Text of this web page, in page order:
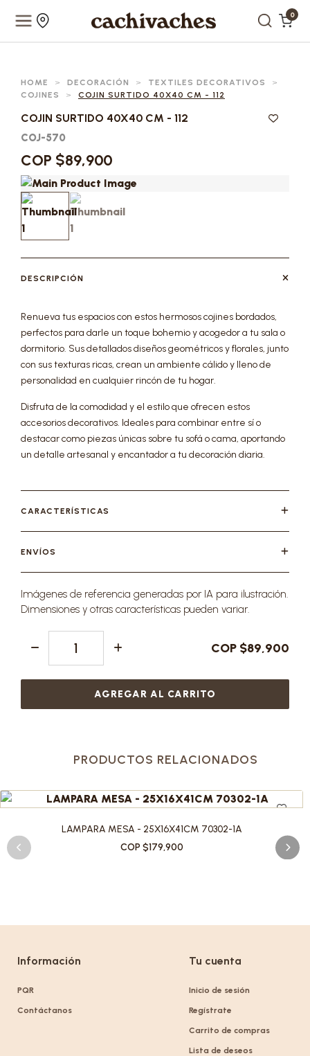
0
HOME > DECORACIÓN > TEXTILES DECORATIVOS
>
COJINES
> COJIN SURTIDO 40X40 CM - 112
COJIN SURTIDO 40X40 CM - 112
COJ-570
COP $89,900
DESCRIPCIÓN
Renueva tus espacios con estos hermosos cojines bordados,
perfectos para darle un toque bohemio y acogedor a tu sala o
dormitorio. Sus detallados diseños geométricos y florales, junto
con sus texturas ricas, crean un ambiente cálido y lleno de
personalidad en cualquier rincón de tu hogar.
Disfruta de la comodidad y el estilo que ofrecen estos
accesorios decorativos. Ideales para combinar entre sí o
destacar como piezas únicas sobre tu sofá o cama, aportando
un detalle artesanal y encantador a tu decoración diaria.
CARACTERÍSTICAS
ENVÍOS
Imágenes de referencia generadas por IA para ilustración.
Dimensiones y otras características pueden variar.
COP $89,900
AGREGAR AL CARRITO
PRODUCTOS RELACIONADOS
LAMPARA MESA - 25X16X41CM 70302-1A
COP $179,900
Información
PQR
Contáctanos
Tu cuenta
Inicio de sesión
Regístrate
Carrito de compras
Lista de deseos